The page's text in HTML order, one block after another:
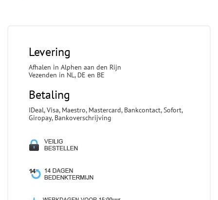
Levering
Afhalen in Alphen aan den Rijn
Vezenden in NL, DE en BE
Betaling
IDeal, Visa, Maestro, Mastercard, Bankcontact, Sofort,
Giropay, Bankoverschrijving